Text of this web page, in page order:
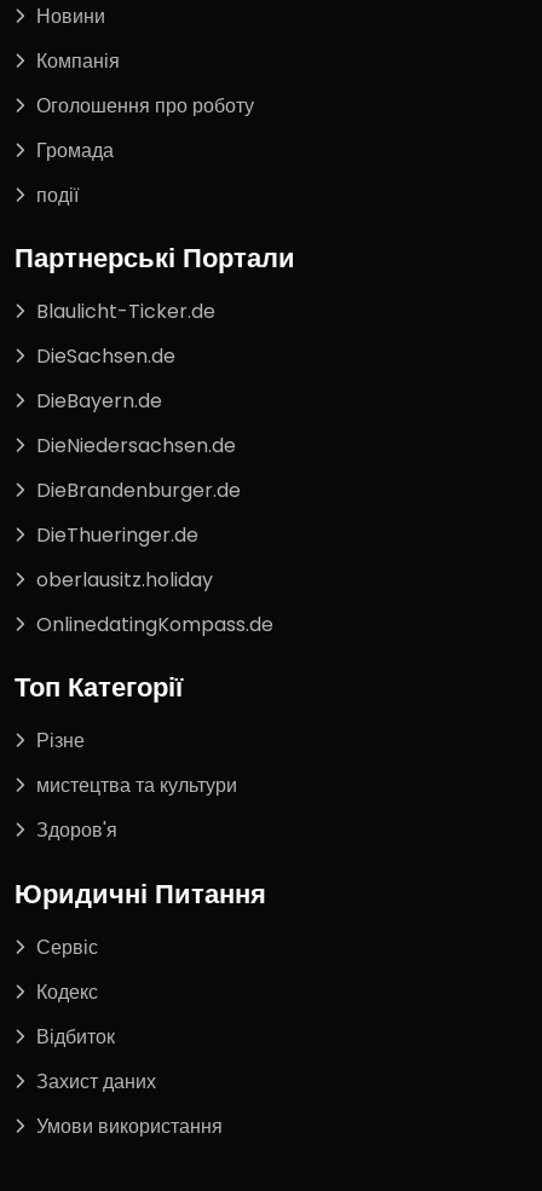
Новини
Компанія
Оголошення про роботу
Громада
події
Партнерські Портали
Blaulicht-Ticker.de
DieSachsen.de
DieBayern.de
DieNiedersachsen.de
DieBrandenburger.de
DieThueringer.de
oberlausitz.holiday
OnlinedatingKompass.de
Топ Категорії
Різне
мистецтва та культури
Здоров'я
Юридичні Питання
Сервіс
Кодекс
Відбиток
Захист даних
Умови використання